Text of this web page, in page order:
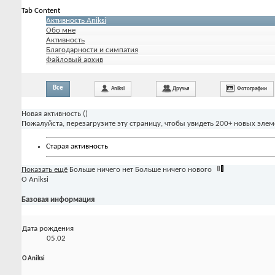
Tab Content
Активность Aniksi
Обо мне
Активность
Благодарности и симпатия
Файловый архив
Все Aniksi Друзья Фотографии
Новая активность ()
Пожалуйста, перезагрузите эту страницу, чтобы увидеть 200+ новых
Старая активность
Показать ещё Больше ничего нет Больше ничего нового
О Aniksi
Базовая информация
Дата рождения
05.02
О Aniksi